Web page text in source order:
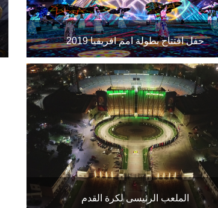
حفل افتتاح بطولة امم افريقيا 2019
الملعب الرئيسى لكرة القدم